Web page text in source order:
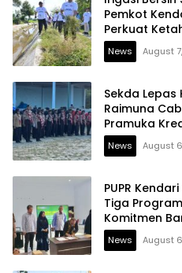
Pemkot
Perkuat
News August
Sekda Lepas
Raimuna
Pramuka
News August
PUPR
Tiga
Komitmen
Berintegritas
News August